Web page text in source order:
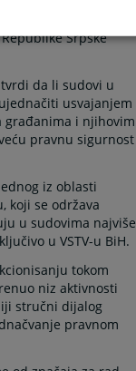
BiH Minka Kreho,
Srpske
da li sudovi u
usvajanjem
građanima i njihovim
pravnu sigurnost
iz oblasti
koji se održava
u sudovima najviše
u VSTV-u BiH.
tokom
niz aktivnosti
stručni dijalog
pravnom